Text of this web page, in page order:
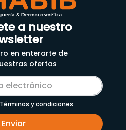
a nuestro
en enterarte de
ofertas
y condiciones
Enviar